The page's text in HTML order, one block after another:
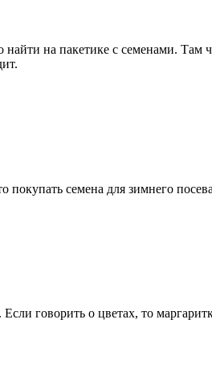
на пакетике с семенами. Там
покупать семена для зимнего
говорить о цветах, то